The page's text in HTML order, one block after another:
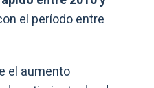
el período entre
el aumento